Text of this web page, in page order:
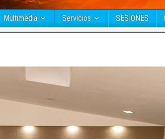
Multimedia Servicios SESIONES